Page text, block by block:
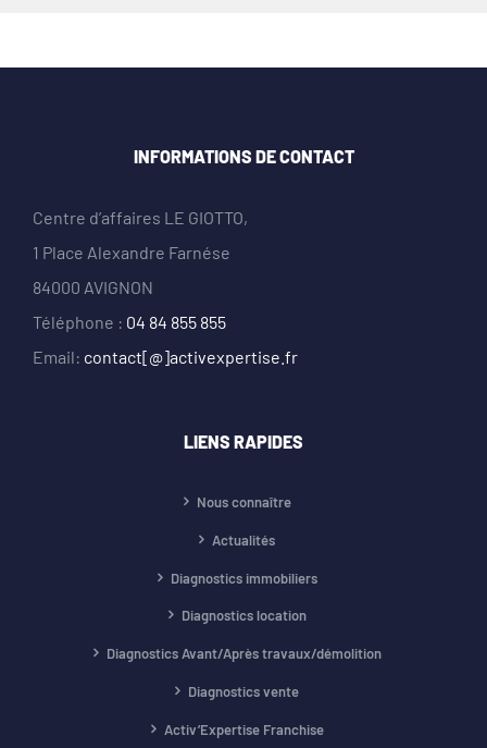
INFORMATIONS DE CONTACT
Centre d’affaires LE GIOTTO,
1 Place Alexandre Farnése
84000 AVIGNON
Téléphone : 04 84 855 855
Email: contact[@]activexpertise.fr
LIENS RAPIDES
Nous connaître
Actualités
Diagnostics immobiliers
Diagnostics location
Diagnostics Avant/Après travaux/démolition
Diagnostics vente
Activ’Expertise Franchise